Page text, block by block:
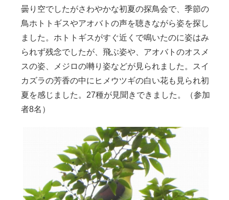
曇り空でしたがさわやかな初夏の探鳥会で、季節の
鳥ホトトギスやアオバトの声を聴きながら姿を探し
ました。ホトトギスがすぐ近くで鳴いたのに姿はみ
られず残念でしたが、飛ぶ姿や、アオバトのオスメ
スの姿、メジロの囀り姿などが見られました。スイ
カズラの芳香の中にヒメウツギの白い花も見られ初
夏を感じました。27種が見聞きできました。（参加
者8名）